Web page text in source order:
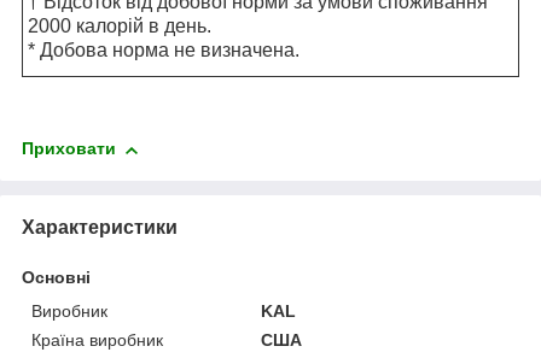
2000 калорій в день.
* Добова норма не визначена.
Приховати
Характеристики
Основні
Виробник
KAL
Країна виробник
США